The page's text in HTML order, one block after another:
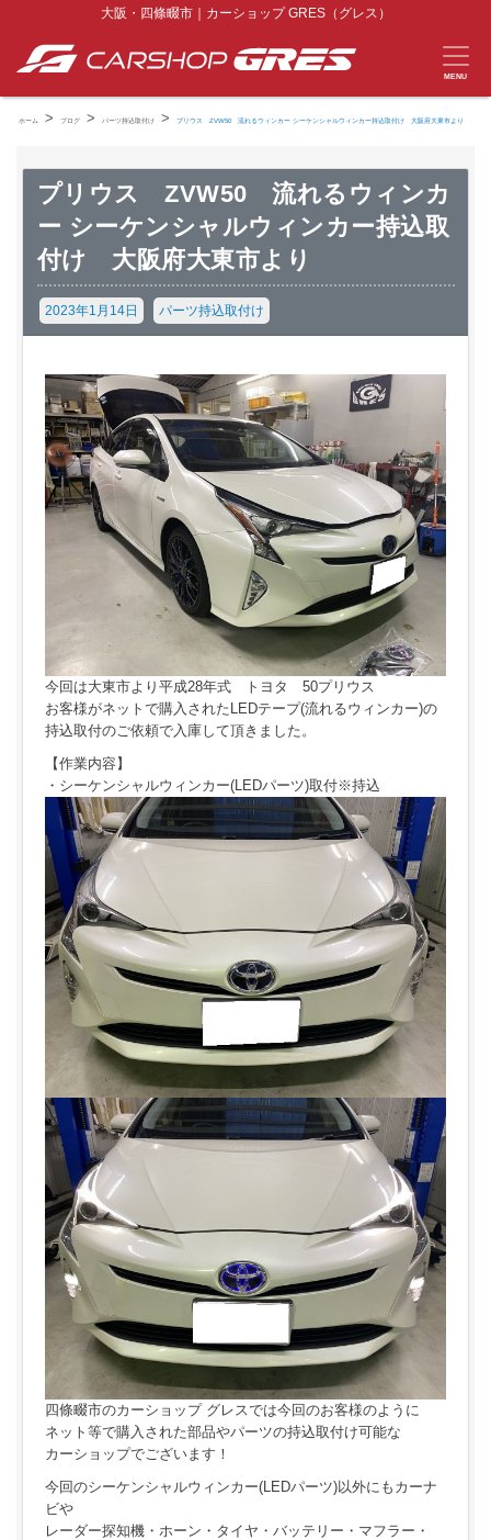
大阪・四條畷市｜カーショップ GRES（グレス）
MENU
ホーム > ブログ > パーツ持込取付け > プリウス ZVW50 流れるウィンカー シーケンシャルウィンカー持込取付け 大阪府大東市より
プリウス ZVW50 流れるウィンカ
ー シーケンシャルウィンカー持込取
付け 大阪府大東市より
2023年1月14日 パーツ持込取付け
今回は大東市より平成28年式 トヨタ 50プリウス
お客様がネットで購入されたLEDテープ(流れるウィンカー)の
持込取付のご依頼で入庫して頂きました。
【作業内容】
・シーケンシャルウィンカー(LEDパーツ)取付※持込
四條畷市のカーショップ グレスでは今回のお客様のように
ネット等で購入された部品やパーツの持込取付け可能な
カーショップでございます！
今回のシーケンシャルウィンカー(LEDパーツ)以外にもカーナ
ビや
レーダー探知機・ホーン・タイヤ・バッテリー・マフラー・